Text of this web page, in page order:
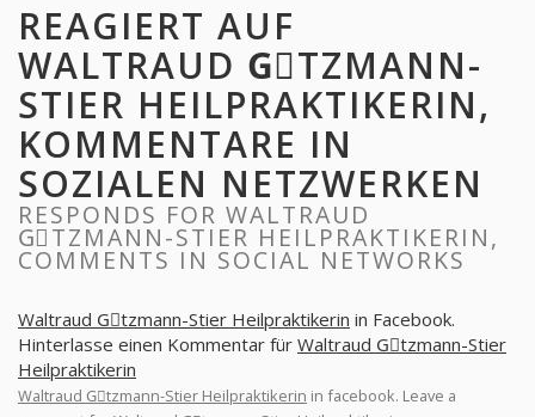
REAGIERT AUF
WALTRAUD GِTZMANN-
STIER HEILPRAKTIKERIN,
KOMMENTARE IN
SOZIALEN NETZWERKEN
RESPONDS FOR WALTRAUD
GِTZMANN-STIER HEILPRAKTIKERIN,
COMMENTS IN SOCIAL NETWORKS
Waltraud Gِtzmann-Stier Heilpraktikerin in Facebook.
Hinterlasse einen Kommentar für Waltraud Gِtzmann-Stier
Heilpraktikerin
Waltraud Gِtzmann-Stier Heilpraktikerin in facebook. Leave a